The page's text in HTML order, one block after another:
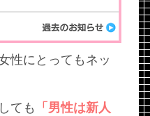
性にとってもネッ
ても
「男性は新人